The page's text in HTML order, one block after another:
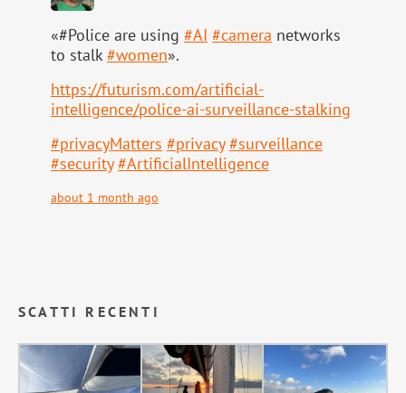
«#Police are using #AI #camera networks
to stalk#women».
https://futurism.com/artificial-
intelligence/police-ai-surveillance-stalking
#privacyMatters #privacy #surveillance
#security #ArtificialIntelligence
about 1 month ago
SCATTI RECENTI